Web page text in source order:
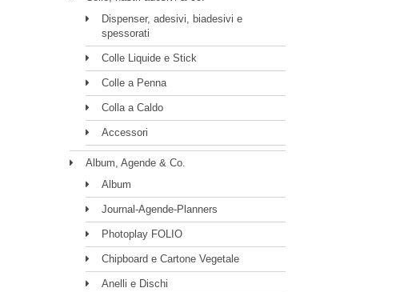
Dispenser, adesivi, biadesivi e
spessorati
Colle Liquide e Stick
Colle a Penna
Colla a Caldo
Accessori
Album, Agende & Co.
Album
Journal-Agende-Planners
Photoplay FOLIO
Chipboard e Cartone Vegetale
Anelli e Dischi